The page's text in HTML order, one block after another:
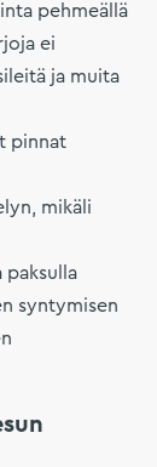
pehmeällä
ei
ja muita
pinnat
mikäli
paksulla
syntymisen